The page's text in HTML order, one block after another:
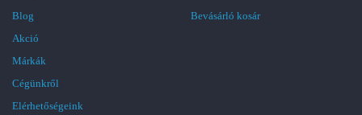
Blog
Akció
Márkák
Cégünkről
Elérhetőségeink
Bevásárló kosár